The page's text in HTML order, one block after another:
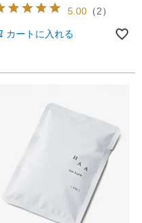
5.00 （2）
カートに入れる